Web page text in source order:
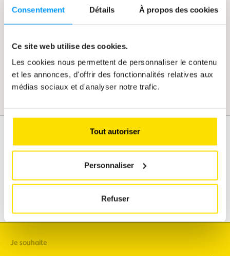
Consentement Détails À propos des cookies
Ce site web utilise des cookies.
Les cookies nous permettent de personnaliser le contenu
et les annonces, d'offrir des fonctionnalités relatives aux
médias sociaux et d'analyser notre trafic.
Tout autoriser
Personnaliser
Refuser
Voyages
Je souhaite